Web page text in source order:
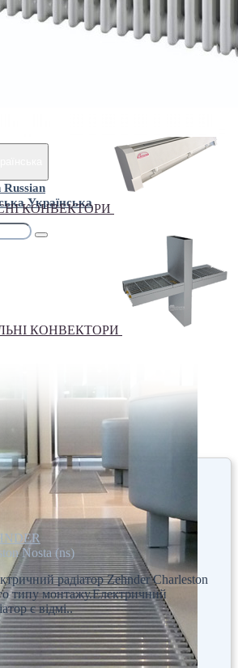
Київ, вул. Кирилівська, 160А
Russian
Українська
КОНВЕКТОРИ
КОНВЕКТОРИ
Nosta (ns)
радіатор Zehnder Charleston
типу монтажу.Електричний
є відмі..